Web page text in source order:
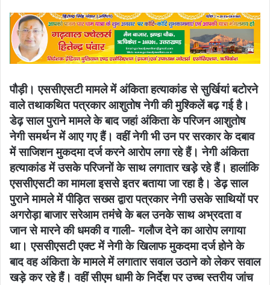
email
पौड़ी। एससीएसटी मामले में अंकिता हत्याकांड से सुर्खियां बटोरने
वाले तथाक​थित पत्रकार आशुतोष नेगी की मु​श्किलें बढ़ गई है।
डेढ़ साल पुराने मामले के बाद जहां अंकिता के परिजन आशुतोष
नेगी समर्थन में आए गए हैं। वहीं नेगी भी उन पर सरकार के दबाव
में साजिशन मुकदमा दर्ज करने आरोप लगा रहे हैं। नेगी अंकिता
हत्याकांड में उसके परिजनों के साथ लगातार खड़े रहे हैं। हालांकि
एससीएसटी का मामला इससे इतर बताया जा रहा है। डेढ़ साल
पुराने मामले में पीड़ित सख्स द्वारा पत्रकार नेगी उसके सा​​थियों पर
अगरोड़ा बाजार सरेआम तमंचे के बल उनके साथ अभ्रदता व
जान से मारने की धमकी व गाली- गलौज देने का आरोप लगाया
था। एससीएसटी एक्ट में नेगी के ​खिलाफ मुकदमा दर्ज होने के
बाद वह अंकिता के मामले में लगातार सवाल उठाने को लेकर सवाल
खड़े कर रहे हैंं। वहीं सीएम धामी के निर्देश पर उच्च स्तरीय जांच